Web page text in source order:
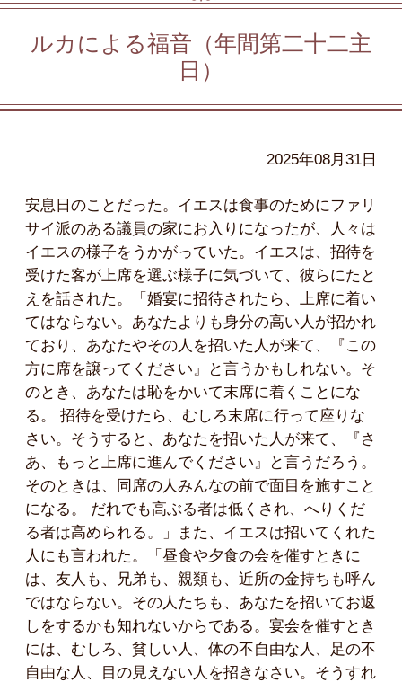
ルカによる福音（年間第二十二主
日）
2025年08月31日
安息日のことだった。イエスは食事のためにファリ
サイ派のある議員の家にお入りになったが、人々は
イエスの様子をうかがっていた。イエスは、招待を
受けた客が上席を選ぶ様子に気づいて、彼らにたと
えを話された。「婚宴に招待されたら、上席に着い
てはならない。あなたよりも身分の高い人が招かれ
ており、あなたやその人を招いた人が来て、『この
方に席を譲ってください』と言うかもしれない。そ
のとき、あなたは恥をかいて末席に着くことにな
る。 招待を受けたら、むしろ末席に行って座りな
さい。そうすると、あなたを招いた人が来て、『さ
あ、もっと上席に進んでください』と言うだろう。
そのときは、同席の人みんなの前で面目を施すこと
になる。 だれでも高ぶる者は低くされ、へりくだ
る者は高められる。」また、イエスは招いてくれた
人にも言われた。「昼食や夕食の会を催すときに
は、友人も、兄弟も、親類も、近所の金持ちも呼ん
ではならない。その人たちも、あなたを招いてお返
しをするかも知れないからである。宴会を催すとき
には、むしろ、貧しい人、体の不自由な人、足の不
自由な人、目の見えない人を招きなさい。そうすれ